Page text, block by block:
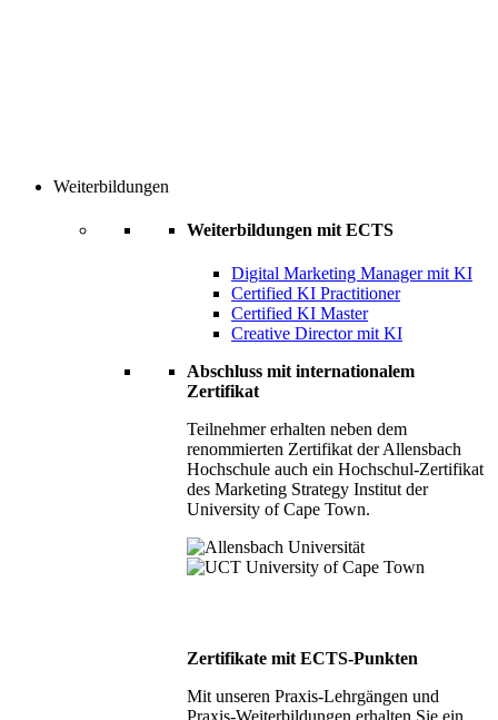
Weiterbildungen
Weiterbildungen mit ECTS
Digital Marketing Manager mit KI
Certified KI Practitioner
Certified KI Master
Creative Director mit KI
Abschluss mit internationalem
Zertifikat
Teilnehmer erhalten neben dem
renommierten Zertifikat der Allensbach
Hochschule auch ein Hochschul-Zertifikat
des Marketing Strategy Institut der
University of Cape Town.
Zertifikate mit ECTS-Punkten
Mit unseren Praxis-Lehrgängen und